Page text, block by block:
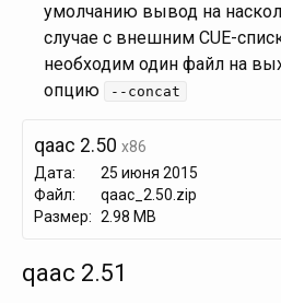
умолчанию вывод на
случае с внешним CUE-
необходим один файл на
опцию
--concat
qaac 2.50 x86
Дата:
25 июня 2015
Файл:
qaac_2.50.zip
Размер: 2.98 MB
qaac 2.51